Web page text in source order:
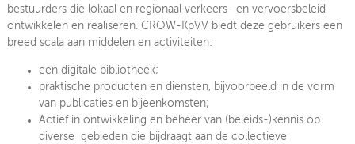
bestuurders die lokaal en regionaal verkeers- en vervoersbeleid
ontwikkelen en realiseren. CROW-KpVV biedt deze gebruikers een
breed scala aan middelen en activiteiten:
een digitale bibliotheek;
praktische producten en diensten, bijvoorbeeld in de vorm
van publicaties en bijeenkomsten;
Actief in ontwikkeling en beheer van (beleids-)kennis op
diverse gebieden die bijdraagt aan de collectieve